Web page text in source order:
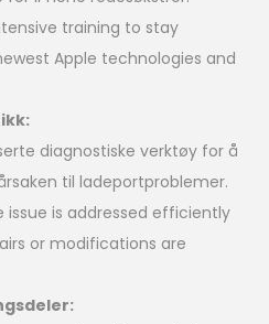
training to stay
Apple technologies and
diagnostiske verktøy for å
til ladeportproblemer.
issue is addressed efficiently
or modifications are